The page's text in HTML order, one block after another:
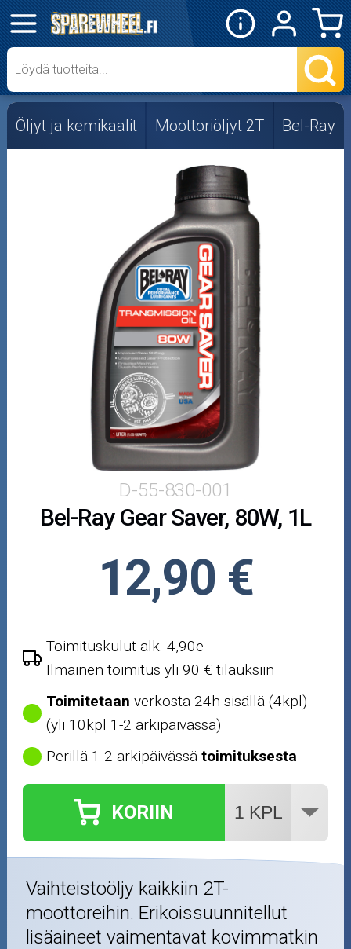
✕
Mopon osat
Skootterin osat
Crossipyörän osat
Moottorikelkan osat
Mopoauton osat
Mönkijän osat
Puutarha ja metsä
Ajovarusteet
Nastarenkaat
Renkaat ja vanteet
Öljyt ja kemikaalit
Outlet-tuotteet
Öljyt ja kemikaalit Moottoriöljyt 2T Bel-Ray
D-55-830-001
Bel-Ray Gear Saver, 80W, 1L
12,90 €
Toimituskulut alk. 4,90e
Ilmainen toimitus yli 90 € tilauksiin
Toimitetaan verkosta 24h sisällä (4kpl)
(yli 10kpl 1-2 arkipäivässä)
Perillä 1-2 arkipäivässätoimituksesta
KORIIN
Vaihteistoöljy kaikkiin 2T-
moottoreihin. Erikoissuunnitellut
lisäaineet vaimentavat kovimmatkin